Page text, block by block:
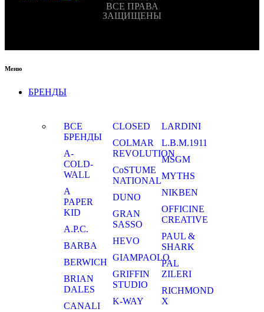
ВСЕ ПРАВА
ЗАЩИЩЕНЫ
Меню
БРЕНДЫ
ВСЕ
БРЕНДЫ
A-
COLD-
WALL
A
PAPER
KID
A.P.C.
BARBA
BERWICH
BRIAN
DALES
CANALI
CLOSED
COLMAR
REVOLUTION
CoSTUME
NATIONAL
DUNO
GRAN
SASSO
HEVO
GIAMPAOLO
GRIFFIN
STUDIO
K-WAY
LARDINI
L.B.M.1911
MSGM
MYTHS
NIKBEN
OFFICINE
CREATIVE
PAUL &
SHARK
PAL
ZILERI
RICHMOND
X